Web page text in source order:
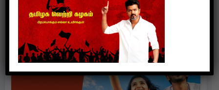
Movie Review